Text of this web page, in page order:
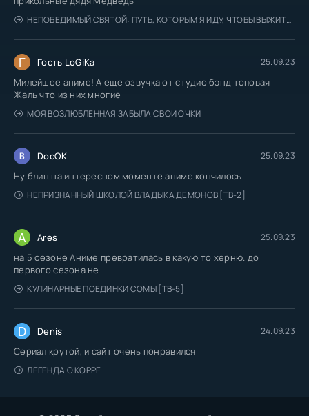
НЕПОБЕДИМЫЙ СВЯТОЙ: ПУТЬ, КОТОРЫМ Я ИДУ, ЧТОБЫ ВЫЖИТЬ В ДРУГОМ МИРЕ
Г Гость LoGiKa 25.09.23
Милейшее аниме! А еще озвучка от студио бэнд топовая
Жаль что из них многие
МОЯ ВОЗЛЮБЛЕННАЯ ЗАБЫЛА СВОИ ОЧКИ
DocOK 25.09.23
Ну блин на интересном моменте аниме кончилось
НЕПРИЗНАННЫЙ ШКОЛОЙ ВЛАДЫКА ДЕМОНОВ [ТВ-2]
A Ares 25.09.23
на 5 сезоне Аниме превратилась в какую то херню. до
первого сезона не
КУЛИНАРНЫЕ ПОЕДИНКИ СОМЫ [ТВ-5]
D Denis 24.09.23
Сериал крутой, и сайт очень понравился
ЛЕГЕНДА О КОРРЕ